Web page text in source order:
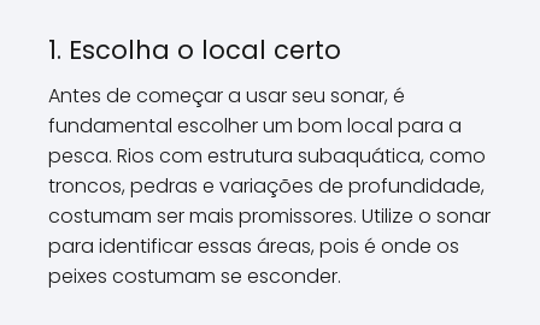
1. Escolha o local certo
Antes de começar a usar seu sonar, é
fundamental escolher um bom local para a
pesca. Rios com estrutura subaquática, como
troncos, pedras e variações de profundidade,
costumam ser mais promissores. Utilize o sonar
para identificar essas áreas, pois é onde os
peixes costumam se esconder.